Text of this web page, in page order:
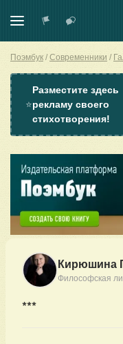
Поэмбук Современники
⭐
Разместите здесь
рекламу своего
стихотворения!
Кирюшина
Философская
***